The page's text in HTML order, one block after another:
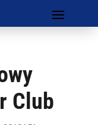
Club